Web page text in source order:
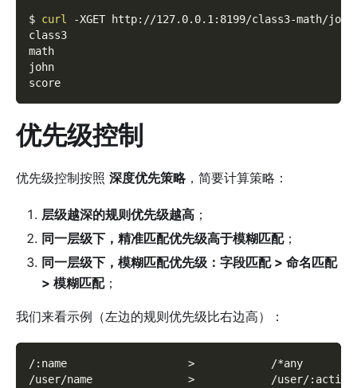
$ curl -XGET http://127.0.0.1:8199/class3-math/
class3
math
john
score
优先级控制
优先级控制按照 深度优先策略，简要计算策略：
层级越深的规则优先级越高 ；
同一层级下，精准匹配优先级高于模糊匹配；
同一层级下，模糊匹配优先级：字段匹配 > 命名匹配
> 模糊匹配；
我们来看示例（左边的规则优先级比右边高）：
/:name                   >            /*any
/user/name               >            /user/:action